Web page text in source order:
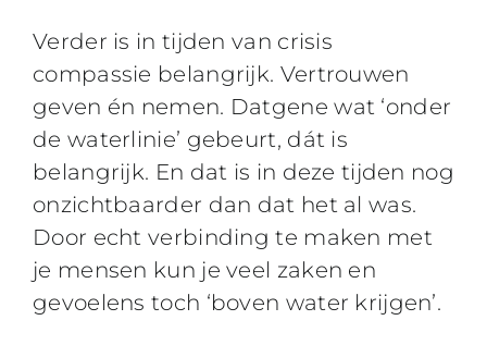
Verder is in tijden van crisis
compassie belangrijk. Vertrouwen
geven én nemen. Datgene wat ‘onder
de waterlinie’ gebeurt, dát is
belangrijk. En dat is in deze tijden nog
onzichtbaarder dan dat het al was.
Door echt verbinding te maken met
je mensen kun je veel zaken en
gevoelens toch ‘boven water krijgen’.